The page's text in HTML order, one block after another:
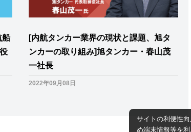
船
[内航タンカー業界の現状と課題、旭タ
ンカーの取り組み]旭タンカー・春山茂
一社長
2022年09月08日
サイトの利便性
め端末情報等を